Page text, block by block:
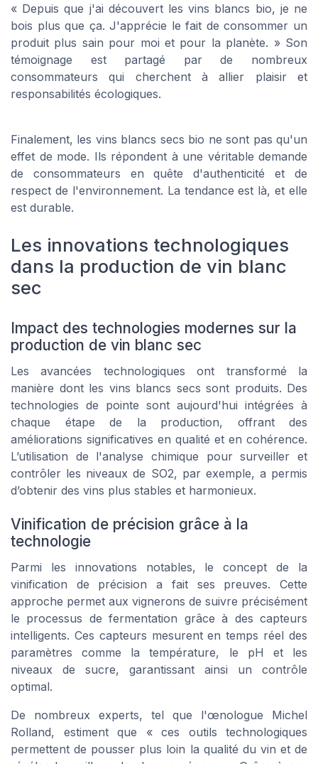
« Depuis que j'ai découvert les vins blancs bio, je ne
bois plus que ça. J'apprécie le fait de consommer un
produit plus sain pour moi et pour la planète. » Son
témoignage est partagé par de nombreux
consommateurs qui cherchent à allier plaisir et
responsabilités écologiques.
Finalement, les vins blancs secs bio ne sont pas qu'un
effet de mode. Ils répondent à une véritable demande
de consommateurs en quête d'authenticité et de
respect de l'environnement. La tendance est là, et elle
est durable.
Les innovations technologiques
dans la production de vin blanc
sec
Impact des technologies modernes sur la
production de vin blanc sec
Les avancées technologiques ont transformé la
manière dont les vins blancs secs sont produits. Des
technologies de pointe sont aujourd'hui intégrées à
chaque étape de la production, offrant des
améliorations significatives en qualité et en cohérence.
L’utilisation de l'analyse chimique pour surveiller et
contrôler les niveaux de SO2, par exemple, a permis
d’obtenir des vins plus stables et harmonieux.
Vinification de précision grâce à la
technologie
Parmi les innovations notables, le concept de la
vinification de précision a fait ses preuves. Cette
approche permet aux vignerons de suivre précisément
le processus de fermentation grâce à des capteurs
intelligents. Ces capteurs mesurent en temps réel des
paramètres comme la température, le pH et les
niveaux de sucre, garantissant ainsi un contrôle
optimal.
De nombreux experts, tel que l'œnologue Michel
Rolland, estiment que « ces outils technologiques
permettent de pousser plus loin la qualité du vin et de